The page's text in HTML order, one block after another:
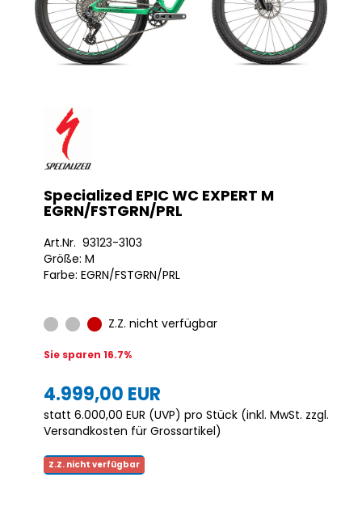
Specialized EPIC WC EXPERT M
EGRN/FSTGRN/PRL
Art.Nr. 93123-3103
Größe: M
Farbe: EGRN/FSTGRN/PRL
Z.Z. nicht verfügbar
Sie sparen 16.7%
4.999,00 EUR
statt 6.000,00 EUR (UVP) pro Stück (inkl. MwSt. zzgl.
Versandkosten für Grossartikel)
Z.Z. nicht verfügbar